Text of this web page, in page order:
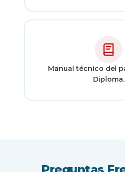
Manual técnico del
Diploma.